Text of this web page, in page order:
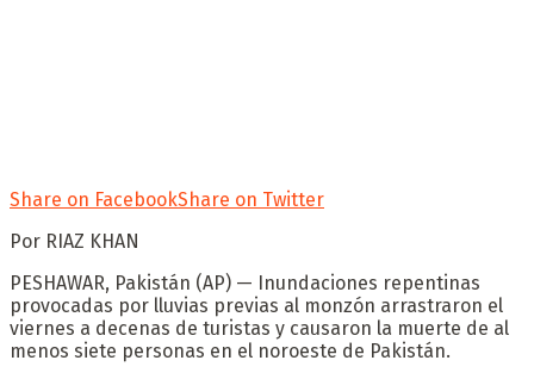
Share on FacebookShare on Twitter
Por RIAZ KHAN
PESHAWAR, Pakistán (AP) — Inundaciones repentinas
provocadas por lluvias previas al monzón arrastraron el
viernes a decenas de turistas y causaron la muerte de al
menos siete personas en el noroeste de Pakistán.